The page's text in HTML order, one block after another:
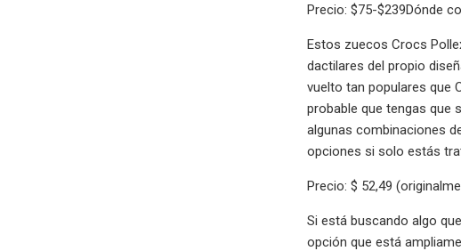
Precio: $75-$239Dónde
Estos zuecos Crocs
dactilares del propio
vuelto tan populares que
probable que tengas que
algunas combinaciones
opciones si solo estás
Precio: $ 52,49
Si está buscando algo
opción que está